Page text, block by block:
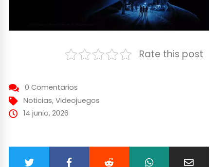
Rate this post
0 Comentarios
Noticias, Videojuegos
14 junio, 2026